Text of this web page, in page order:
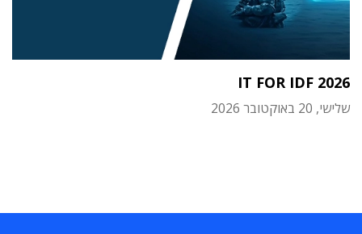
IT FOR IDF 2026
שלישי, 20 באוקטובר 2026